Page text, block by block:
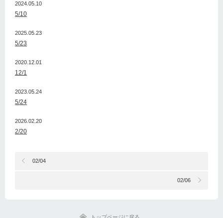
2024.05.10
5/10
2025.05.23
5/23
2020.12.01
12/1
2023.05.24
5/24
2026.02.20
2/20
02/04
02/06